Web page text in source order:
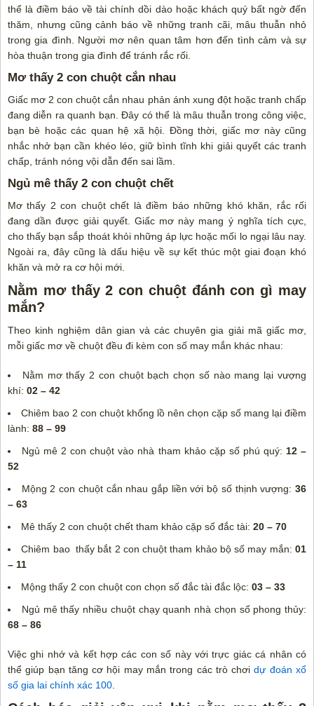
thể là điềm báo về tài chính dồi dào hoặc khách quý bất ngờ đến
thăm, nhưng cũng cảnh báo về những tranh cãi, mâu thuẫn nhỏ
trong gia đình. Người mơ nên quan tâm hơn đến tình cảm và sự
hòa thuận trong gia đình để tránh rắc rối.
Mơ thấy 2 con chuột cắn nhau
Giấc mơ 2 con chuột cắn nhau phản ánh xung đột hoặc tranh chấp
đang diễn ra quanh bạn. Đây có thể là mâu thuẫn trong công việc,
bạn bè hoặc các quan hệ xã hội. Đồng thời, giấc mơ này cũng
nhắc nhở bạn cần khéo léo, giữ bình tĩnh khi giải quyết các tranh
chấp, tránh nóng vội dẫn đến sai lầm.
Ngủ mê thấy 2 con chuột chết
Mơ thấy 2 con chuột chết là điềm báo những khó khăn, rắc rối
đang dần được giải quyết. Giấc mơ này mang ý nghĩa tích cực,
cho thấy bạn sắp thoát khỏi những áp lực hoặc mối lo ngại lâu nay.
Ngoài ra, đây cũng là dấu hiệu về sự kết thúc một giai đoạn khó
khăn và mở ra cơ hội mới.
Nằm mơ thấy 2 con chuột đánh con gì may
mắn?
Theo kinh nghiệm dân gian và các chuyên gia giải mã giấc mơ,
mỗi giấc mơ về chuột đều đi kèm con số may mắn khác nhau:
Nằm mơ thấy 2 con chuột bạch chọn số nào mang lại vượng
khí: 02 – 42
Chiêm bao 2 con chuột khổng lồ nên chọn cặp số mang lại điềm
lành: 88 – 99
Ngủ mê 2 con chuột vào nhà tham khảo cặp số phú quý: 12 –
52
Mộng 2 con chuột cắn nhau gắp liền với bộ số thịnh vượng: 36
– 63
Mê thấy 2 con chuột chết tham khảo cặp số đắc tài: 20 – 70
Chiêm bao thấy bắt 2 con chuột tham khảo bộ số may mắn: 01
– 11
Mộng thấy 2 con chuột con chọn số đắc tài đắc lộc: 03 – 33
Ngủ mê thấy nhiều chuột chạy quanh nhà chọn số phong thủy:
68 – 86
Việc ghi nhớ và kết hợp các con số này với trực giác cá nhân có
thể giúp bạn tăng cơ hội may mắn trong các trò chơidự đoán xổ
số gia lai chính xác 100